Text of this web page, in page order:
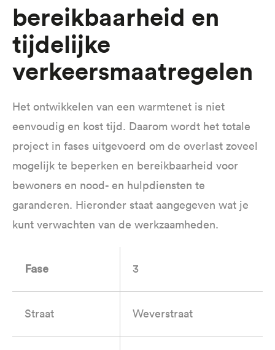
bereikbaarheid en
tijdelijke
verkeersmaatregelen
Het ontwikkelen van een warmtenet is niet
eenvoudig en kost tijd. Daarom wordt het totale
project in fases uitgevoerd om de overlast zoveel
mogelijk te beperken en bereikbaarheid voor
bewoners en nood- en hulpdiensten te
garanderen. Hieronder staat aangegeven wat je
kunt verwachten van de werkzaamheden.
Fase 3
Straat Weverstraat